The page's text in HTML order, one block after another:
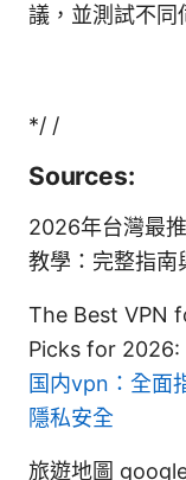
議，並測試不同
*/ /
Sources:
2026年台灣最
教學：完整指南
The Best VPN
Picks for 2026:
国内vpn：全面
隱私安全
旅遊地圖